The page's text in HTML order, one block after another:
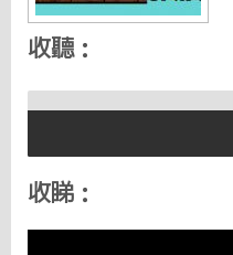
收聽：
收睇：